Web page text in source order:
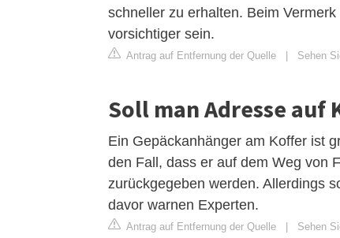
schneller zu erhalten. Beim
vorsichtiger sein.
Antrag auf Entfernung der Quelle Sehen
Soll man Adresse auf
Ein Gepäckanhänger am Koffer ist
den Fall, dass er auf dem Weg von
zurückgegeben werden. Allerdings
davor warnen Experten.
Antrag auf Entfernung der Quelle Sehen